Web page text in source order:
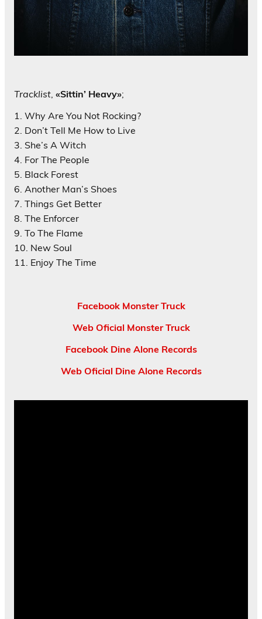
Tracklist «Sittin’ Heavy»;
1. Why Are You Not Rocking?
2. Don’t Tell Me How to Live
3. She’s A Witch
4. For The People
5. Black Forest
6. Another Man’s Shoes
7. Things Get Better
8. The Enforcer
9. To The Flame
10. New Soul
11. Enjoy The Time
Facebook Monster Truck
Web Oficial Monster Truck
Facebook Dine Alone Records
Web Oficial Dine Alone Records